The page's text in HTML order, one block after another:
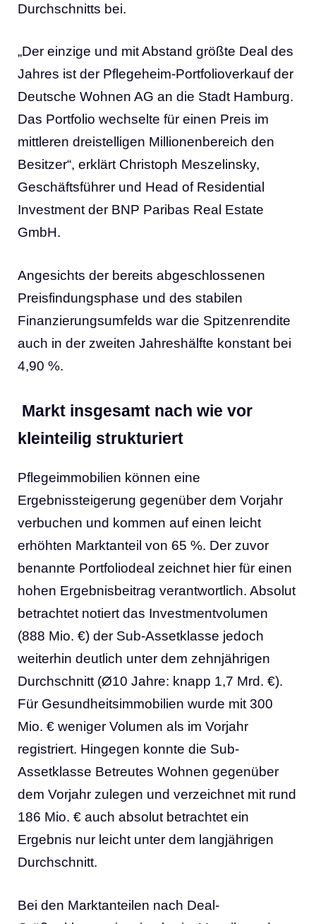
Durchschnitts bei.
„Der einzige und mit Abstand größte Deal des
Jahres ist der Pflegeheim-Portfolioverkauf der
Deutsche Wohnen AG an die Stadt Hamburg.
Das Portfolio wechselte für einen Preis im
mittleren dreistelligen Millionenbereich den
Besitzer“, erklärt Christoph Meszelinsky,
Geschäftsführer und Head of Residential
Investment der BNP Paribas Real Estate
GmbH.
Angesichts der bereits abgeschlossenen
Preisfindungsphase und des stabilen
Finanzierungsumfelds war die Spitzenrendite
auch in der zweiten Jahreshälfte konstant bei
4,90 %.
Markt insgesamt nach wie vor
kleinteilig strukturiert
Pflegeimmobilien können eine
Ergebnissteigerung gegenüber dem Vorjahr
verbuchen und kommen auf einen leicht
erhöhten Marktanteil von 65 %. Der zuvor
benannte Portfoliodeal zeichnet hier für einen
hohen Ergebnisbeitrag verantwortlich. Absolut
betrachtet notiert das Investmentvolumen
(888 Mio. €) der Sub-Assetklasse jedoch
weiterhin deutlich unter dem zehnjährigen
Durchschnitt (Ø10 Jahre: knapp 1,7 Mrd. €).
Für Gesundheitsimmobilien wurde mit 300
Mio. € weniger Volumen als im Vorjahr
registriert. Hingegen konnte die Sub-
Assetklasse Betreutes Wohnen gegenüber
dem Vorjahr zulegen und verzeichnet mit rund
186 Mio. € auch absolut betrachtet ein
Ergebnis nur leicht unter dem langjährigen
Durchschnitt.
Bei den Marktanteilen nach Deal-